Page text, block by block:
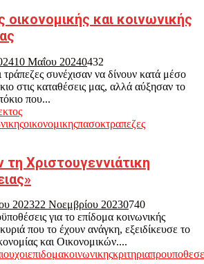
και κοινωνικής
10 Μαΐου 20240432
συνέχισαν να δίνουν κατά μέσο
στις καταθέσεις μας, αλλά αύξησαν το
που...
οικονομικηςπασοκτραπεζες
τη Χριστουγεννιάτικη
202322 Νοεμβρίου 20230740
για το επίδομα κοινωνικής
που το έχουν ανάγκη, εξειδίκευσε το
και Οικονομικών....
επιδομακοινωνικηςκριτηρια